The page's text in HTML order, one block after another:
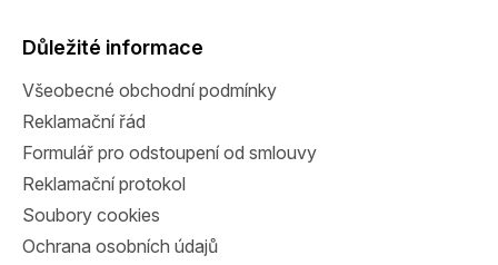
Důležité informace
Všeobecné obchodní podmínky
Reklamační řád
Formulář pro odstoupení od smlouvy
Reklamační protokol
Soubory cookies
Ochrana osobních údajů